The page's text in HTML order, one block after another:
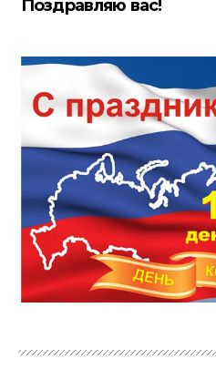
Поздравляю вас!